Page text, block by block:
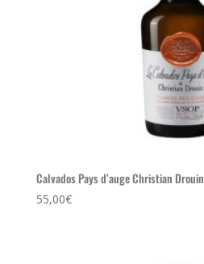
Calvados Pays d’auge Christian
55,00€